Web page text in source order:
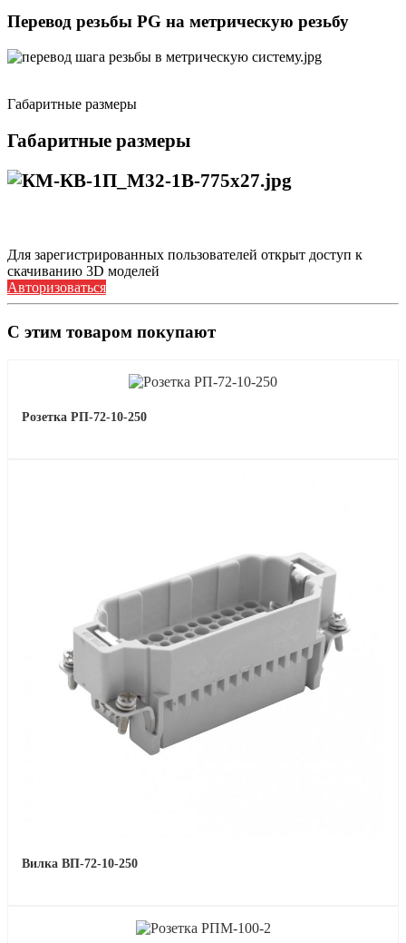
Перевод резьбы PG на метрическую резьбу
Габаритные размеры
Габаритные размеры
Для зарегистрированных пользователей открыт доступ к
скачиванию 3D моделей
Авторизоваться
С этим товаром покупают
Розетка РП-72-10-250
Вилка ВП-72-10-250